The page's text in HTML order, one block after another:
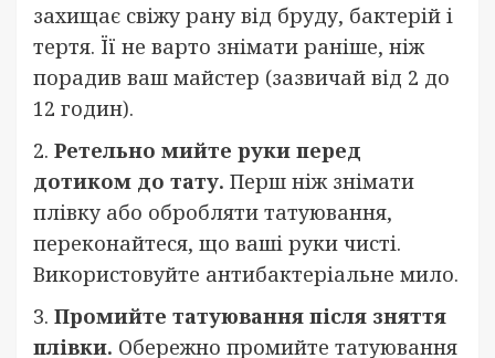
захищає свіжу рану від бруду, бактерій і
тертя. Її не варто знімати раніше, ніж
порадив ваш майстер (зазвичай від 2 до
12 годин).
2. Ретельно мийте руки перед
дотиком до тату. Перш ніж знімати
плівку або обробляти татуювання,
переконайтеся, що ваші руки чисті.
Використовуйте антибактеріальне мило.
3. Промийте татуювання після зняття
плівки. Обережно промийте татуювання